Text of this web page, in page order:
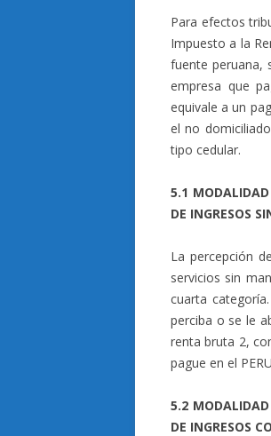
Para efectos
Impuesto a la
fuente peruana,
empresa que
equivale a un
el no
tipo cedular.
5.1
DE INGRESOS
La percepción
servicios sin
cuarta
perciba o se le
renta bruta 2,
pague en el
5.2
DE INGRESOS